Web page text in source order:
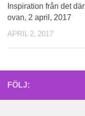
Inspiration från det där
ovan, 2 april, 2017
APRIL 2, 2017
FÖLJ: